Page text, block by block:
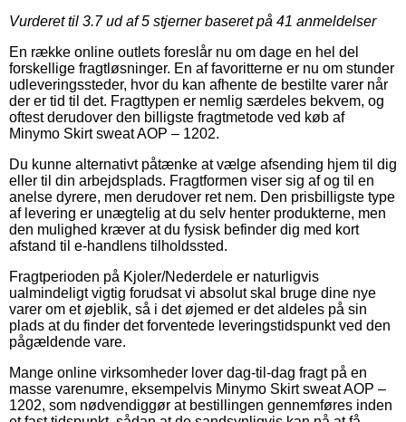
Vurderet til 3.7ud af 5 stjerner baseret på 41 anmeldelser
En række online outlets foreslår nu om dage en hel del
forskellige fragtløsninger. En af favoritterne er nu om stunder
udleveringssteder, hvor du kan afhente de bestilte varer når
der er tid til det. Fragttypen er nemlig særdeles bekvem, og
oftest derudover den billigste fragtmetode ved køb af
Minymo Skirt sweat AOP – 1202.
Du kunne alternativt påtænke at vælge afsending hjem til dig
eller til din arbejdsplads. Fragtformen viser sig af og til en
anelse dyrere, men derudover ret nem. Den prisbilligste type
af levering er unægtelig at du selv henter produkterne, men
den mulighed kræver at du fysisk befinder dig med kort
afstand til e-handlens tilholdssted.
Fragtperioden på Kjoler/Nederdele er naturligvis
ualmindeligt vigtig forudsat vi absolut skal bruge dine nye
varer om et øjeblik, så i det øjemed er det aldeles på sin
plads at du finder det forventede leveringstidspunkt ved den
pågældende vare.
Mange online virksomheder lover dag-til-dag fragt på en
masse varenumre, eksempelvis Minymo Skirt sweat AOP –
1202, som nødvendiggør at bestillingen gennemføres inden